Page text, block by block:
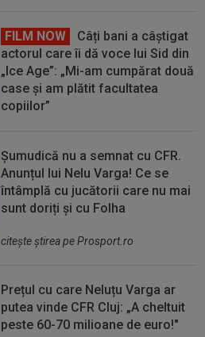
FILM NOW
Câți bani a câștigat
actorul care îi dă voce lui Sid din
„Ice Age”: „Mi-am cumpărat două
case și am plătit facultatea
copiilor”
Șumudică nu a semnat cu CFR.
Anunțul lui Nelu Varga! Ce se
întâmplă cu jucătorii care nu mai
sunt doriți și cu Folha
citeşte ştirea pe Prosport.ro
Prețul cu care Neluțu Varga ar
putea vinde CFR Cluj: „A cheltuit
peste 60-70 milioane de euro!"